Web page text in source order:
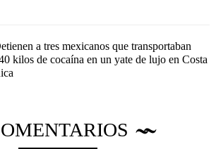
a tres mexicanos que transportaban
kilos de cocaína en un yate de lujo en Costa